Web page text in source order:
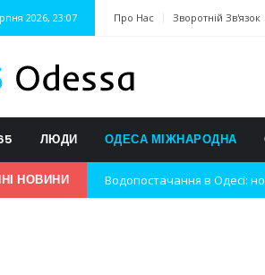
2026, 23:07 Про Нас Зворотній Зв'язок
ЛЮДИ ОДЕСА МІЖНАРОДНА
НОВИНИ